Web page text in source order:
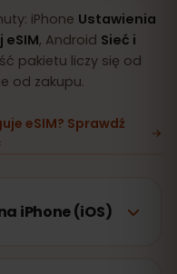
iPhone Ustawienia
, Android Sieć i
pakietu liczy się od
od zakupu.
eSIM? Sprawdź
iPhone (iOS)